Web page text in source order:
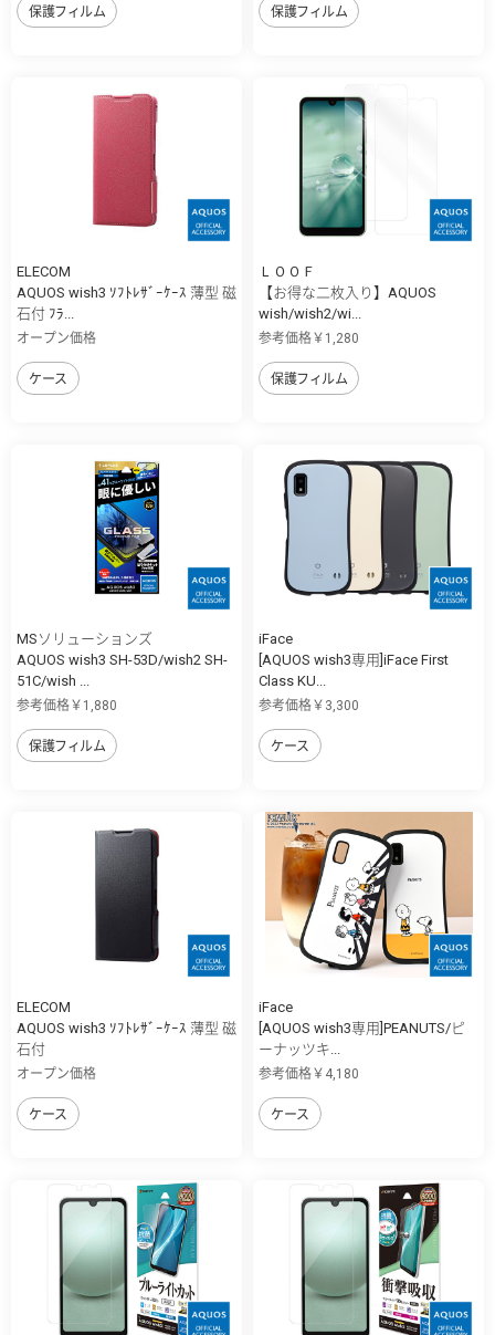
保護フィルム 保護フィルム
ELECOM
AQUOS wish3 ｿﾌﾄﾚｻﾞｰｹｰｽ 薄型 磁
石付 ﾌﾗ...
オープン価格
ケース
ＬＯＯＦ
【お得な二枚入り】AQUOS
wish/wish2/wi...
参考価格￥1,280
保護フィルム
MSソリューションズ
AQUOS wish3 SH-53D/wish2 SH-
51C/wish ...
参考価格￥1,880
保護フィルム
iFace
[AQUOS wish3専用]iFace First
Class KU...
参考価格￥3,300
ケース
ELECOM
AQUOS wish3 ｿﾌﾄﾚｻﾞｰｹｰｽ 薄型 磁
石付
オープン価格
ケース
iFace
[AQUOS wish3専用]PEANUTS/ピ
ーナッツキ...
参考価格￥4,180
ケース